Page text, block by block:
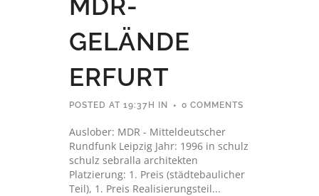
MDR-
GELÄNDE
ERFURT
POSTED AT 19:37H IN 0 COMMENTS
Auslober: MDR - Mitteldeutscher
Rundfunk Leipzig Jahr: 1996 in schulz
schulz sebralla architekten
Platzierung: 1. Preis (städtebaulicher
Teil), 1. Preis Realisierungsteil...